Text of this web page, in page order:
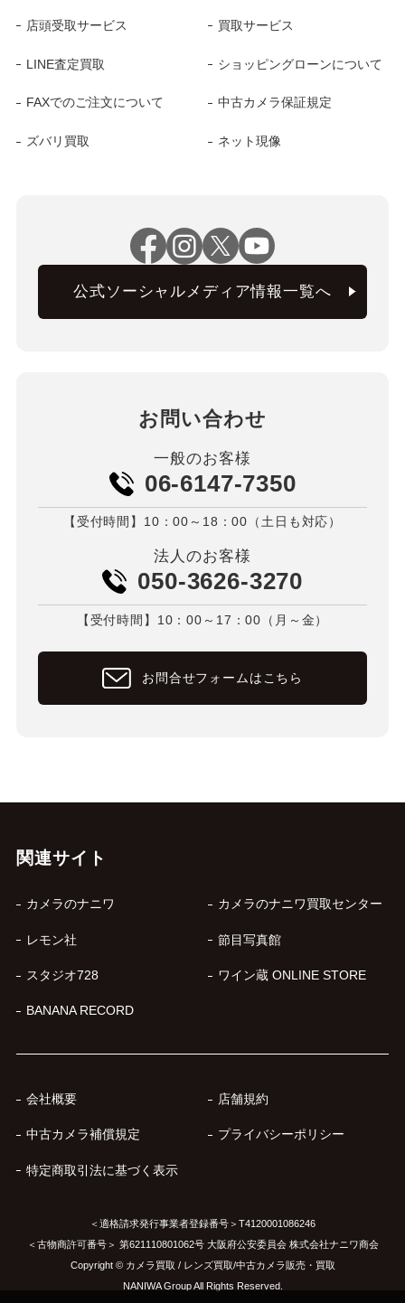
店頭受取サービス 買取サービス
LINE査定買取 ショッピングローンについて
FAXでのご注文について 中古カメラ保証規定
ズバリ買取 ネット現像
公式ソーシャルメディア情報一覧へ
お問い合わせ
一般のお客様
06-6147-7350
【受付時間】10：00～18：00（土日も対応）
法人のお客様
050-3626-3270
【受付時間】10：00～17：00（月～金）
お問合せフォームはこちら
関連サイト
カメラのナニワ カメラのナニワ買取センター
レモン社 節目写真館
スタジオ728 ワイン蔵 ONLINE STORE
BANANA RECORD
会社概要 店舗規約
中古カメラ補償規定 プライバシーポリシー
特定商取引法に基づく表示
＜適格請求発行事業者登録番号＞T4120001086246
＜古物商許可番号＞ 第621110801062号 大阪府公安委員会 株式会社ナニワ商会
Copyright © カメラ買取 / レンズ買取/中古カメラ販売・買取
NANIWA Group All Rights Reserved.